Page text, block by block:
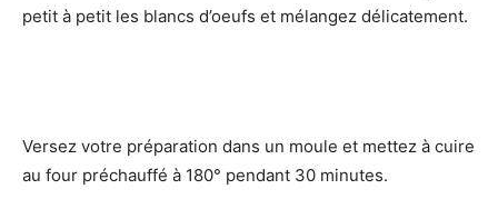
petit à petit les blancs d’oeufs et mélangez délicatement.
Versez votre préparation dans un moule et mettez à cuire
au four préchauffé à 180° pendant 30 minutes.